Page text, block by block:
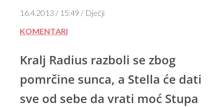
16.4.2013 / 15:49 / Dječji
KOMENTARI
Kralj Radius razboli se zbog
pomrčine sunca, a Stella će dati
sve od sebe da vrati moć Stupa